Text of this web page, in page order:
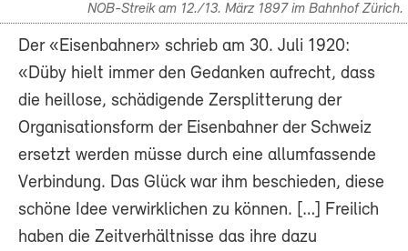
NOB-Streik am 12./13. März 1897 im Bahnhof Zürich.
Der «Eisenbahner» schrieb am 30. Juli 1920:
«Düby hielt immer den Gedanken aufrecht, dass
die heillose, schädigende Zersplitterung der
Organisationsform der Eisenbahner der Schweiz
ersetzt werden müsse durch eine allumfassende
Verbindung. Das Glück war ihm beschieden, diese
schöne Idee verwirklichen zu können. […] Freilich
haben die Zeitverhältnisse das ihre dazu